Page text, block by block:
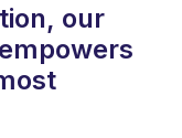
our